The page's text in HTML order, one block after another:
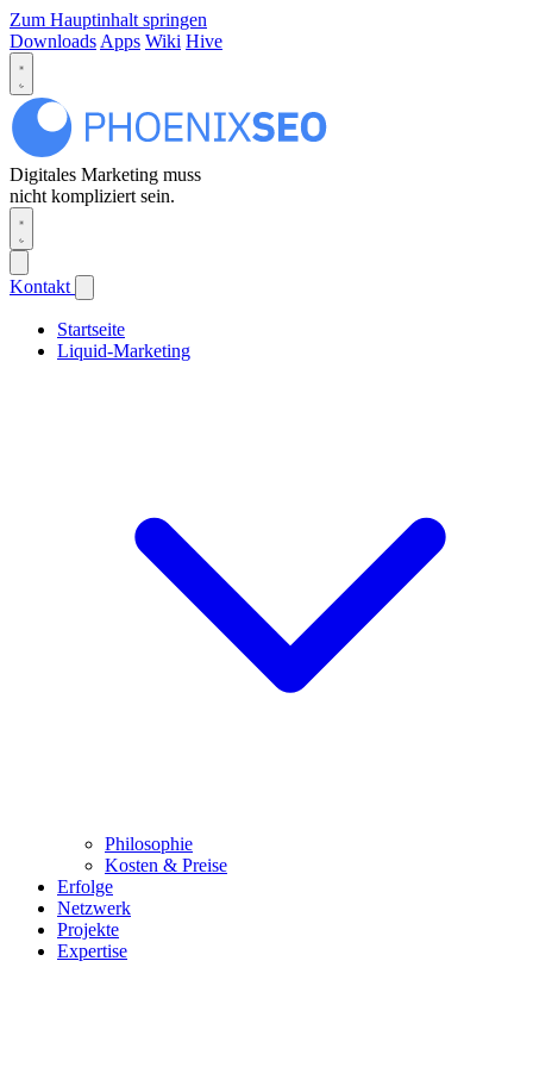
Zum Hauptinhalt springen
Downloads Apps Wiki Hive
Digitales Marketing muss
nicht kompliziert sein.
Kontakt
Startseite
Liquid-Marketing
Philosophie
Kosten & Preise
Erfolge
Netzwerk
Projekte
Expertise